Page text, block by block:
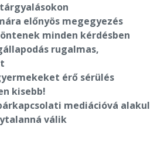
tárgyalásokon
előnyös megegyezés
minden kérdésben
rugalmas,
érő sérülés
kisebb!
mediációvá alakul
válik